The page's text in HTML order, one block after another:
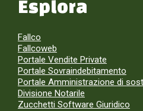
Esplora
Fallco
Fallcoweb
Portale Vendite Private
Portale Sovraindebitamento
Portale Amministrazione di
Divisione Notarile
Zucchetti Software Giuridico